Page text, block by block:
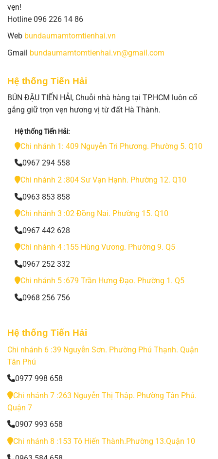
vẹn!
Hotline 096 226 14 86
Web bundaumamtomtienhai.vn
Gmail bundaumamtomtienhai.vn@gmail.com
Hệ thống Tiến Hải
BÚN ĐẬU TIẾN HẢI, Chuỗi nhà hàng tại TP.HCM luôn cố
gắng giữ trọn vẹn hương vị từ đất Hà Thành.
Hệ thống Tiến Hải:
Chi nhánh 1: 409 Nguyễn Tri Phương. Phường 5. Q10
0967 294 558
Chi nhánh 2 :804 Sư Vạn Hạnh. Phường 12. Q10
0963 853 858
Chi nhánh 3 :02 Đồng Nai. Phường 15. Q10
0967 442 628
Chi nhánh 4 :155 Hùng Vương. Phường 9. Q5
0967 252 332
Chi nhánh 5 :679 Trần Hưng Đạo. Phường 1. Q5
0968 256 756
Hệ thống Tiến Hải
Chi nhánh 6 :39 Nguyễn Sơn. Phường Phú Thạnh. Quận
Tân Phú
0977 998 658
Chi nhánh 7 :263 Nguyễn Thị Thập. Phường Tân Phú.
Quận 7
0907 993 658
Chi nhánh 8 :153 Tô Hiến Thành.Phường 13.Quận 10